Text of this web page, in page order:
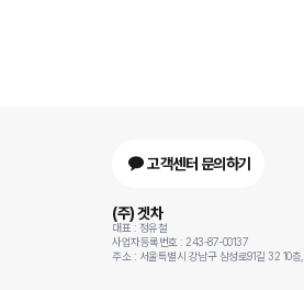
고객센터 문의하기
(주) 겟차
대표 : 정유철
사업자등록번호 : 243-87-00137
주소 : 서울특별시 강남구 삼성로91길 32 10층